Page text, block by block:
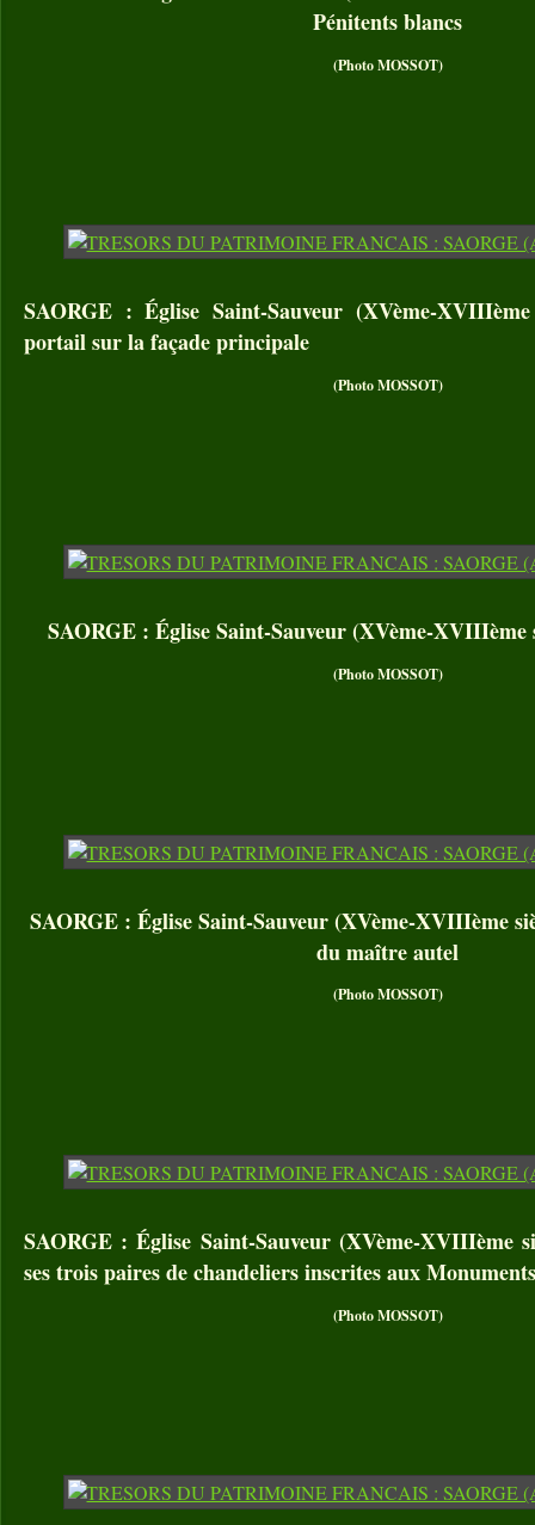
Pénitents blancs
(Photo MOSSOT)
SAORGE : Église Saint-Sauveur (XVème-
portail sur la façade principale
(Photo MOSSOT)
SAORGE : Église Saint-Sauveur (XVème-XVIIIème
(Photo MOSSOT)
SAORGE : Église Saint-Sauveur (XVème-XVIIIème
du maître autel
(Photo MOSSOT)
SAORGE : Église Saint-Sauveur (XVème-XVIIIème
ses trois paires de chandeliers inscrites aux
(Photo MOSSOT)